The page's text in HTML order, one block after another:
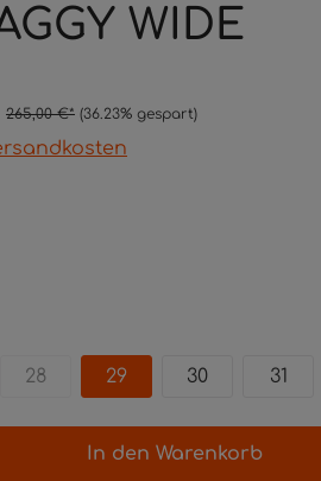
WIDE
265,00 €* (36.23% gespart)
28 29 30 31
In den Warenkorb